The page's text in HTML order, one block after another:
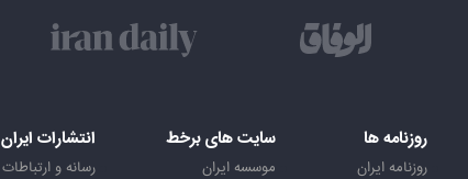
روزنامه ها
روزنامه ایران
سایت های برخط
موسسه ایران
انتشارات ایران
رسانه و ارتباطات